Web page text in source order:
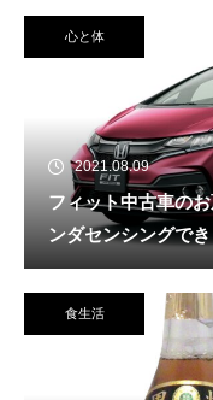
心と体
2021.08.09
フィット中古車の
ンダセンシングで
食生活